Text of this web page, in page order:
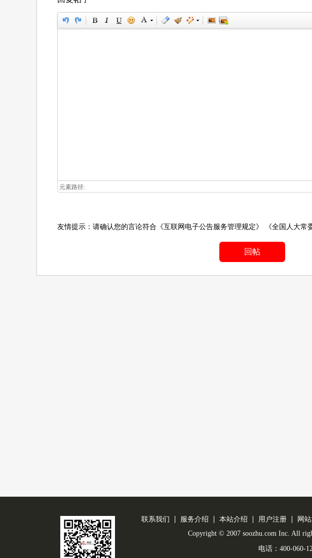
元素路径:
友情提示：请确认您的言论符合 《互联网电子公告服务管理规定》 《全国人大常
回帖
联系我们 服务介绍 本站介绍 用户注册 网
Copyright © 2007 soozhu.com Inc. All
电话：400-060-